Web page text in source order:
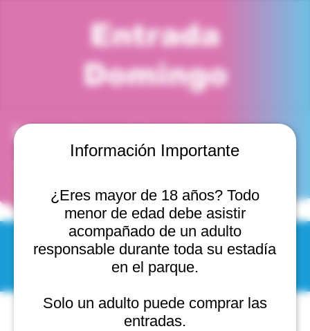
Información Importante
¿Eres mayor de 18 años? Todo
menor de edad debe asistir
acompañado de un adulto
responsable durante toda su estadía
en el parque.
Solo un adulto puede comprar las
entradas.
Entrada
Domingo
Horario y ubicación
del Mar, Valparaíso, Chile